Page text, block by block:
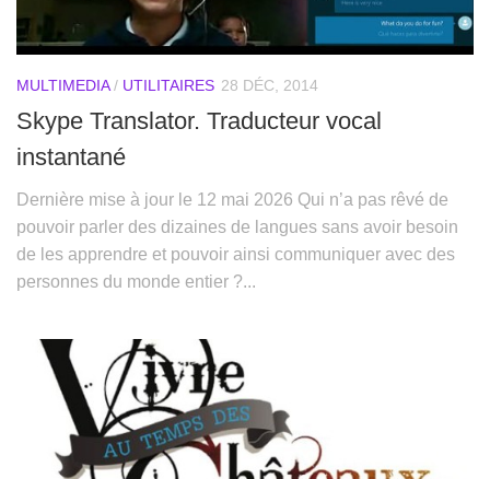
MULTIMEDIA/ UTILITAIRES 28 DÉC, 2014
Skype Translator. Traducteur vocal
instantané
Dernière mise à jour le 12 mai 2026 Qui n’a pas rêvé de
pouvoir parler des dizaines de langues sans avoir besoin
de les apprendre et pouvoir ainsi communiquer avec des
personnes du monde entier ?...